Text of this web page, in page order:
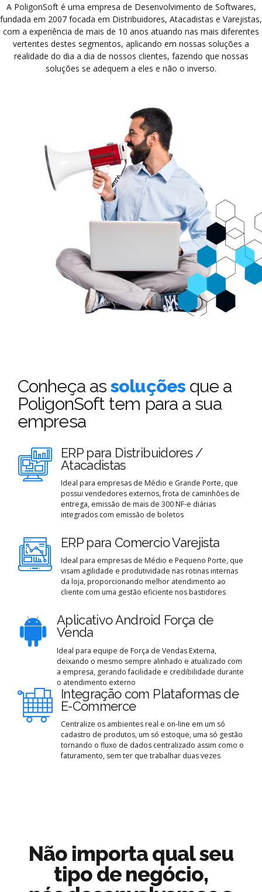
PoligonSoft
PoligonSoft
PoligonSoft
PoligonSoft
Controle o seu
A PoligonSoft é uma empresa de Desenvolvimento de Softwares,
fundada em 2007 focada em Distribuidores, Atacadistas e Varejistas,
com a experiência de mais de 10 anos atuando nas mais diferentes
vertentes destes segmentos, aplicando em nossas soluções a
realidade do dia a dia de nossos clientes, fazendo que nossas
soluções se adequem a eles e não o inverso.
Conheça assoluçõesque a
PoligonSoft tem para a sua
empresa
ERP para Distribuidores /
Atacadistas
Ideal para empresas de Médio e Grande Porte, que
possui vendedores externos, frota de caminhões de
entrega, emissão de mais de 300 NF-e diárias
integrados com emissão de boletos
ERP para Comercio Varejista
Ideal para empresas de Médio e Pequeno Porte, que
visam agilidade e produtividade nas rotinas internas
da loja, proporcionando melhor atendimento ao
cliente com uma gestão eficiente nos bastidores
Aplicativo Android Força de
Venda
Ideal para equipe de Força de Vendas Externa,
deixando o mesmo sempre alinhado e atualizado com
a empresa, gerando facilidade e credibilidade durante
o atendimento externo
Integração com Plataformas de
E-Commerce
Centralize os ambientes real e on-line em um só
cadastro de produtos, um só estoque, uma só gestão
tornando o fluxo de dados centralizado assim como o
faturamento, sem ter que trabalhar duas vezes
Não importa qual seu
tipo de negócio,